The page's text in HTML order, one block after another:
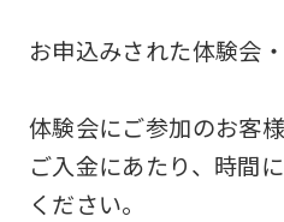
お申込みされた体験会
体験会にご参加のお客
ご入金にあたり、時間
ください。
it